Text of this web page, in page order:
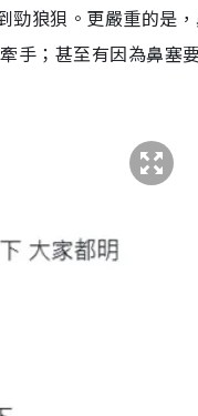
狼狽。更嚴重的是
手；甚至有因為鼻塞